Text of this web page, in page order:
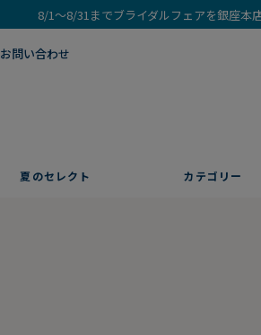
8/1～8/31までブライダルフェアを銀座本
お問い合わせ
夏のセレクト カテゴリー